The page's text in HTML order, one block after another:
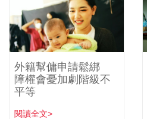
外籍幫傭申請鬆綁
障權會憂加劇階級不
平等
閱讀全文>